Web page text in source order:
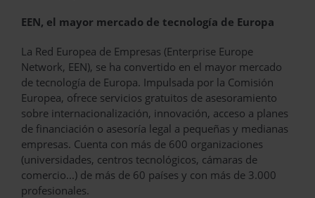
EEN, el mayor mercado de tecnología de Europa
La Red Europea de Empresas (Enterprise Europe
Network, EEN), se ha convertido en el mayor mercado
de tecnología de Europa. Impulsada por la Comisión
Europea, ofrece servicios gratuitos de asesoramiento
sobre internacionalización, innovación, acceso a planes
de financiación o asesoría legal a pequeñas y medianas
empresas. Cuenta con más de 600 organizaciones
(universidades, centros tecnológicos, cámaras de
comercio...) de más de 60 países y con más de 3.000
profesionales.